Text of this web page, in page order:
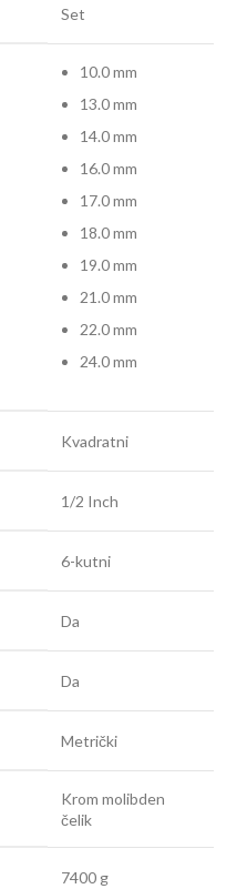
Set
10.0 mm
13.0 mm
14.0 mm
16.0 mm
17.0 mm
18.0 mm
19.0 mm
21.0 mm
22.0 mm
24.0 mm
Kvadratni
1/2 Inch
6-kutni
Da
Da
Metrički
Krom molibden
čelik
7400 g